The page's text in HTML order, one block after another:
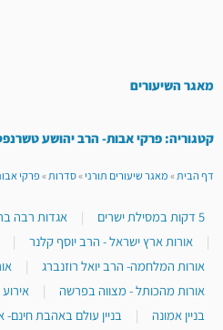
מאגר השיעורים
קטגוריה: פרקי אבות- הרב יהושע
דף הבית»מאגר שיעורים תורני»סדרות»פרקי
5 דקות במסילת ישרים | אגדות רבה
|
אורות ארץ ישראל - הרב יוסף קלנר
|
אורות המלחמה- הרב יואל רוזנברג
|
אורות מהכותל - מצווה בפרשה
|
בניין אמונה
| בניין עולם באהבת